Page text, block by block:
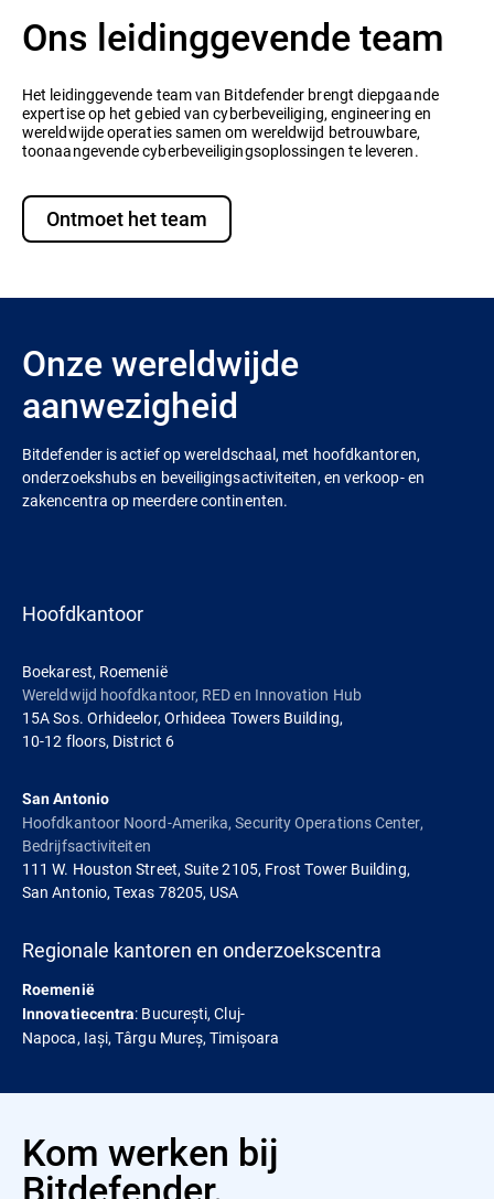
Ons leidinggevende team
Het leidinggevende team van Bitdefender brengt diepgaande
expertise op het gebied van cyberbeveiliging, engineering en
wereldwijde operaties samen om wereldwijd betrouwbare,
toonaangevende cyberbeveiligingsoplossingen te leveren.
Ontmoet het team
Onze wereldwijde
aanwezigheid
Bitdefender is actief op wereldschaal, met hoofdkantoren,
onderzoekshubs en beveiligingsactiviteiten, en verkoop- en
zakencentra op meerdere continenten.
Hoofdkantoor
Boekarest, Roemenië
Wereldwijd hoofdkantoor, RED en Innovation Hub
15A Sos. Orhideelor, Orhideea Towers Building,
10-12 floors, District 6
San Antonio
Hoofdkantoor Noord-Amerika, Security Operations Center,
Bedrijfsactiviteiten
111 W. Houston Street, Suite 2105, Frost Tower Building,
San Antonio, Texas 78205, USA
Regionale kantoren en onderzoekscentra
Roemenië
Innovatiecentra: București, Cluj-
Napoca, Iași, Târgu Mureș, Timișoara
Kom werken bij
Bitdefender.